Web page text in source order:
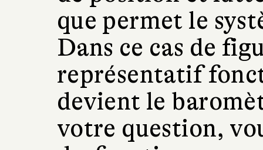
que permet le
Dans ce cas de
représentatif
devient le
votre question,